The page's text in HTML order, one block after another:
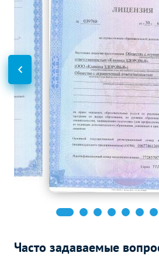
Часто задаваемые